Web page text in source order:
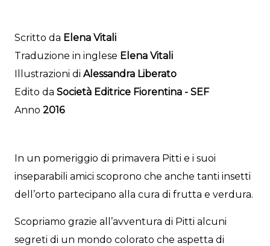
Scritto da Elena Vitali
Traduzione in inglese Elena Vitali
Illustrazioni di Alessandra Liberato
Edito da Società Editrice Fiorentina - SEF
Anno 2016
In un pomeriggio di primavera Pitti e i suoi
inseparabili amici scoprono che anche tanti insetti
dell’orto partecipano alla cura di frutta e verdura.
Scopriamo grazie all’avventura di Pitti alcuni
segreti di un mondo colorato che aspetta di